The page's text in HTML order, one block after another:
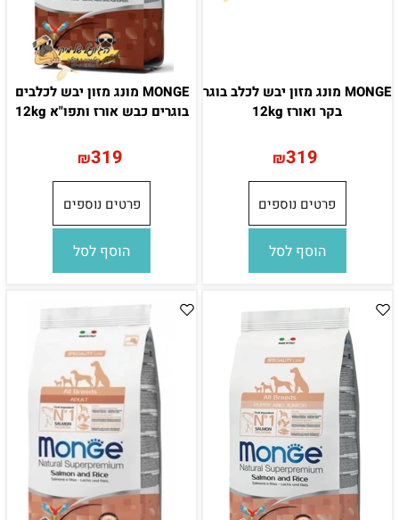
MONGE מונג מזון יבש לכלב בוגר
בקר ואורז 12kg
₪319
פרטים נוספים
הוסף לסל
MONGE מונג מזון יבש לכלבים
בוגרים כבש אורז ותפו"א 12kg
₪319
פרטים נוספים
הוסף לסל